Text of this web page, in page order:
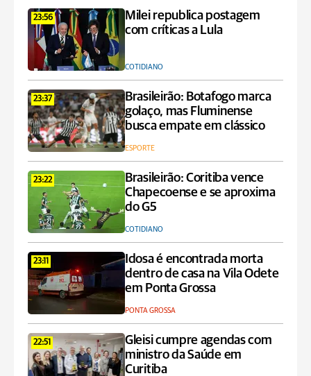
23:56
Milei republica postagem
com críticas a Lula
COTIDIANO
23:37
Brasileirão: Botafogo marca
golaço, mas Fluminense
busca empate em clássico
ESPORTE
23:22
Brasileirão: Coritiba vence
Chapecoense e se aproxima
do G5
COTIDIANO
23:11
Idosa é encontrada morta
dentro de casa na Vila Odete
em Ponta Grossa
PONTA GROSSA
22:51
Gleisi cumpre agendas com
ministro da Saúde em
Curitiba